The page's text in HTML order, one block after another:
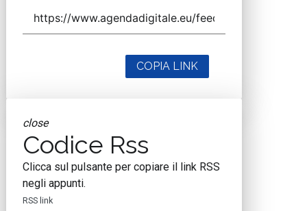
COPIA LINK
close
Codice Rss
Clicca sul pulsante per copiare il link RSS
negli appunti.
RSS link